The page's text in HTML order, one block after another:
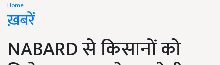
Home
ख़बरें
NABARD से किसानों को